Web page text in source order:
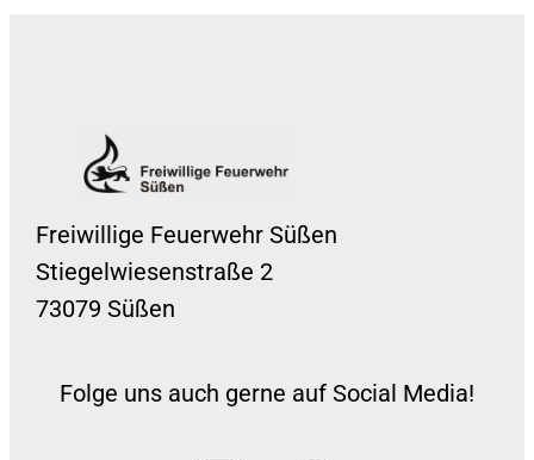
Freiwillige Feuerwehr Süßen
Stiegelwiesenstraße 2
73079 Süßen
Folge uns auch gerne auf Social Media!